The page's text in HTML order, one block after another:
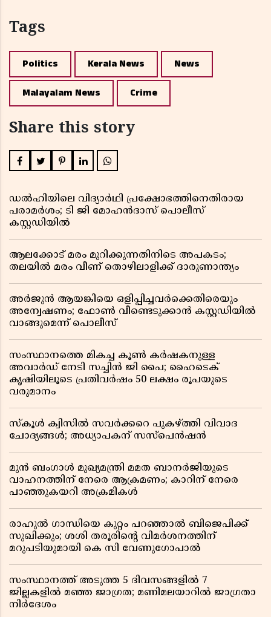
Tags
Politics Kerala News News
Malayalam News Crime
Share this story
ഡൽഹിയിലെ വിദ്യാർഥി പ്രക്ഷോഭത്തിനെതിരായ
പരാമർശം; ടി ജി മോഹൻദാസ് പൊലീസ്
കസ്റ്റഡിയിൽ
ആലക്കോട് മരം മുറിക്കുന്നതിനിടെ അപകടം;
തലയിൽ മരം വീണ് തൊഴിലാളിക്ക് ദാരുണാന്ത്യം
അർജുൻ ആയങ്കിയെ ഒളിപ്പിച്ചവർക്കെതിരെയും
അന്വേഷണം; ഫോൺ വീണ്ടെടുക്കാൻ കസ്റ്റഡിയിൽ
വാങ്ങുമെന്ന് പൊലീസ്
സംസ്ഥാനത്തെ മികച്ച കൂൺ കർഷകനുള്ള
അവാർഡ് നേടി സച്ചിൻ ജി പൈ; ഹൈടെക്
കൃഷിയിലൂടെ പ്രതിവർഷം 50 ലക്ഷം രൂപയുടെ
വരുമാനം
സ്കൂൾ ക്വിസിൽ സവർക്കറെ പുകഴ്ത്തി വിവാദ
ചോദ്യങ്ങൾ; അധ്യാപകന് സസ്പെൻഷൻ
മുൻ ബംഗാൾ മുഖ്യമന്ത്രി മമത ബാനർജിയുടെ
വാഹനത്തിന് നേരെ ആക്രമണം; കാറിന് നേരെ
പാഞ്ഞുകയറി അക്രമികൾ
രാഹുൽ ഗാന്ധിയെ കുറ്റം പറഞ്ഞാൽ ബിജെപിക്ക്
സുഖിക്കും; ശശി തരൂരിന്റെ വിമർശനത്തിന്
മറുപടിയുമായി കെ സി വേണുഗോപാൽ
സംസ്ഥാനത്ത് അടുത്ത 5 ദിവസങ്ങളിൽ 7
ജില്ലകളിൽ മഞ്ഞ ജാഗ്രത; മണിമലയാറിൽ ജാഗ്രതാ
നിർദേശം